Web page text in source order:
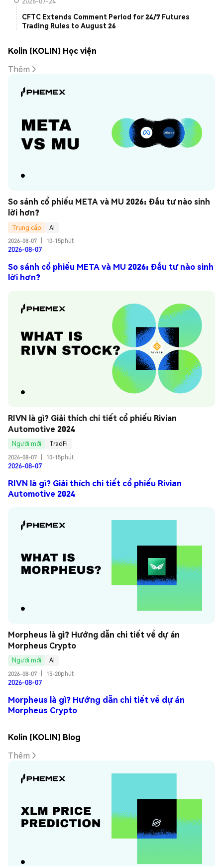
CFTC Extends Comment Period for 24/7 Futures
Trading Rules to August 26
Kolin (KOLIN) Học viện
Thêm
So sánh cổ phiếu META và MU 2026: Đầu tư nào sinh
lời hơn?
Trung cấp
AI
2026-08-07
10-15phút
2026-08-07
So sánh cổ phiếu META và MU 2026: Đầu tư nào sinh
lời hơn?
RIVN là gì? Giải thích chi tiết cổ phiếu Rivian
Automotive 2024
Người mới
TradFi
2026-08-07
10-15phút
2026-08-07
RIVN là gì? Giải thích chi tiết cổ phiếu Rivian
Automotive 2024
Morpheus là gì? Hướng dẫn chi tiết về dự án
Morpheus Crypto
Người mới
AI
2026-08-07
15-20phút
2026-08-07
Morpheus là gì? Hướng dẫn chi tiết về dự án
Morpheus Crypto
Kolin (KOLIN) Blog
Thêm